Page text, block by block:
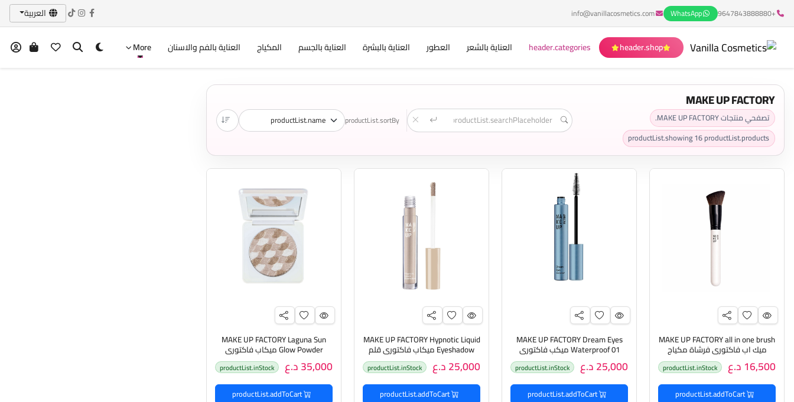
+9647843888880
WhatsApp
info@vanillacosmetics.com العربية
header.shop
header.categories العناية بالشعر العطور العناية بالبشرة العناية بالجسم المكياج العناية بالفم والاسنان More
MAKE UP FACTORY
تصفحي منتجات MAKE UP FACTORY.
productList.showing16productList.products
productList.sortBy
MAKE UP FACTORY all in one brush
ميك اب فاكتوري فرشاة مكياج
16,500 د.ع productList.inStock
productList.addToCart
MAKE UP FACTORY Dream Eyes
Waterproof 01 ميكب فاكتوري
ماسكارا عيون مقاومة للماء
25,000 د.ع productList.inStock
productList.addToCart
MAKE UP FACTORY Hypnotic Liquid
Eyeshadow ميكاب فاكتوري قلم
ضلال عيون سائل 25,000 د.ع productList.inStock
productList.addToCart
MAKE UP FACTORY Laguna Sun
Glow Powder ميكاب فاكتوري
هايلايتر بودرة إضاءة ثلاثية الألوان
35,000 د.ع productList.inStock
productList.addToCart